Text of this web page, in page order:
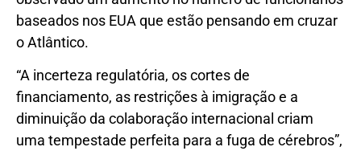
baseados nos EUA que estão pensando em cruzar
o Atlântico.
“A incerteza regulatória, os cortes de
financiamento, as restrições à imigração e a
diminuição da colaboração internacional criam
uma tempestade perfeita para a fuga de cérebros”,